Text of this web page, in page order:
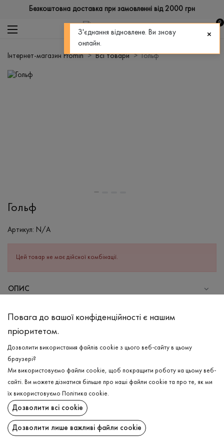
Безкоштовна доставка при замовленні від 2000 грн
0
Інтернет-магазин Promin Всі товари Гольф
Гольф
Артикул: N/A
Цей товар не має дійсної комбінації.
ОПИС
Бавовна - 95%, Еластан - 5%
Прання в холодній воді (до 30 ° C)
Відбілювання заборонено
Прасувати при середній температурі
Щадний віджим і сушка
Щадна хімчистка
ДОСТАВКА
ПОВЕРНЕННЯ
Повага до вашої конфіденційності є нашим
пріоритетом.
Дозволити використання файлів cookie з цього веб-сайту в цьому
браузері?
Ми використовуємо файли cookie, щоб покращити роботу на цьому веб-
сайті. Ви можете дізнатися більше про наші файли cookie та про те, як ми
їх використовуємо
Політика cookie.
Дозволити всі cookie
Дозволити лише важливі файли cookie
З'єднання відновлене. Ви знову
онлайн.